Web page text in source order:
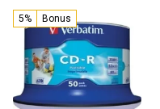
5% Bonus